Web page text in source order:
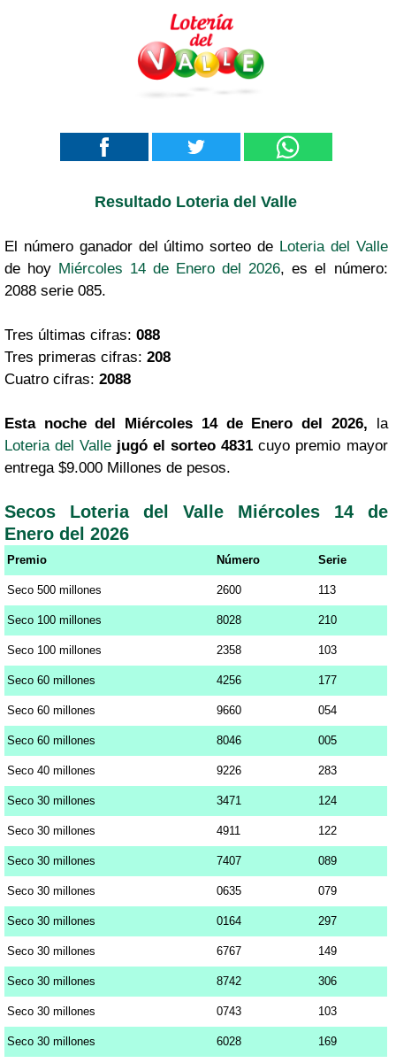
Resultado Loteria del Valle
El número ganador del último sorteo de Loteria del Valle
de hoy Miércoles 14 de Enero del 2026, es el número:
2088 serie 085.
Tres últimas cifras: 088
Tres primeras cifras: 208
Cuatro cifras: 2088
Esta noche del Miércoles 14 de Enero del 2026, la
Loteria del Valle jugó el sorteo 4831 cuyo premio mayor
entrega $9.000 Millones de pesos.
Secos Loteria del Valle Miércoles 14 de
Enero del 2026
Premio Número Serie
Seco 500 millones 2600 113
Seco 100 millones 8028 210
Seco 100 millones 2358 103
Seco 60 millones 4256 177
Seco 60 millones 9660 054
Seco 60 millones 8046 005
Seco 40 millones 9226 283
Seco 30 millones 3471 124
Seco 30 millones 4911 122
Seco 30 millones 7407 089
Seco 30 millones 0635 079
Seco 30 millones 0164 297
Seco 30 millones 6767 149
Seco 30 millones 8742 306
Seco 30 millones 0743 103
Seco 30 millones 6028 169